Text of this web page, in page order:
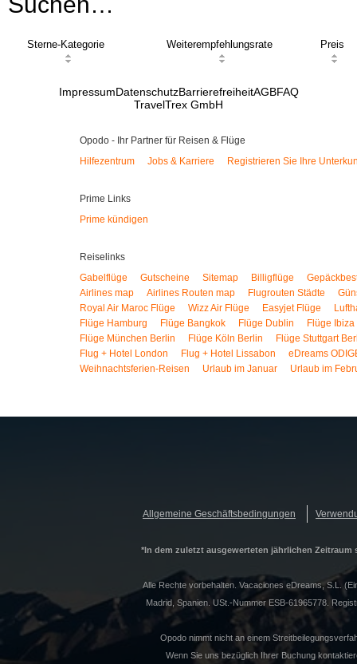
Sterne-Kategorie Weiterempfehlungsrate Preis
ImpressumDatenschutzBarrierefreiheitAGBFAQ
TravelTrex GmbH